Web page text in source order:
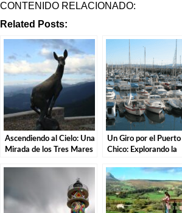
CONTENIDO RELACIONADO:
Related Posts:
Ascendiendo al Cielo: Una
Mirada de los Tres Mares
Un Giro por el Puerto
Chico: Explorando la